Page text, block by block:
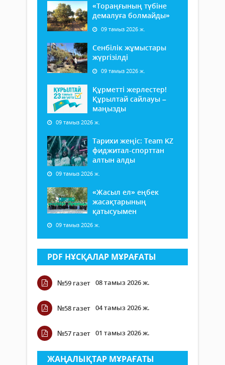
«Тораңғының түбіне
демалуға болмайды»
09 тамыз 2026 ж.
Сенбілік жұмыстары
жүргізілді
09 тамыз 2026 ж.
Құрметті жерлестер!
Құрылтай сайлауы –
маңызды
09 тамыз 2026 ж.
Тарихи жеңіс: Team KZ
фиджитал-спорттан
алтын алды
09 тамыз 2026 ж.
«Жасыл ел» еңбек
жасақтарының
қатысуымен
09 тамыз 2026 ж.
PDF НҰСҚАЛАР МҰРАҒАТЫ
№59 газет 08 тамыз 2026 ж.
№58 газет 04 тамыз 2026 ж.
№57 газет 01 тамыз 2026 ж.
ЖАҢАЛЫҚТАР МҰРАҒАТЫ